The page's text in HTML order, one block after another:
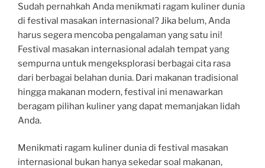
Sudah pernahkah Anda menikmati ragam kuliner dunia
di festival masakan internasional? Jika belum, Anda
harus segera mencoba pengalaman yang satu ini!
Festival masakan internasional adalah tempat yang
sempurna untuk mengeksplorasi berbagai cita rasa
dari berbagai belahan dunia. Dari makanan tradisional
hingga makanan modern, festival ini menawarkan
beragam pilihan kuliner yang dapat memanjakan lidah
Anda.
Menikmati ragam kuliner dunia di festival masakan
internasional bukan hanya sekedar soal makanan,